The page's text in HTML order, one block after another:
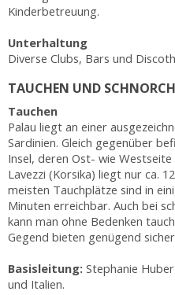
Kinderbetreuung.
Unterhaltung
Diverse Clubs, Bars und
TAUCHEN UND
Tauchen
Palau liegt an einer
Sardinien. Gleich gegenüber
Insel, deren Ost- wie
Lavezzi (Korsika) liegt nur ca.
meisten Tauchplätze sind in
Minuten erreichbar. Auch bei
kann man ohne Bedenken
Gegend bieten genügend
Basisleitung: Stephanie
und Italien.